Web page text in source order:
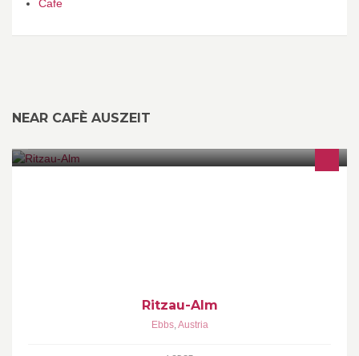
Cafe
NEAR CAFÈ AUSZEIT
Ritzau-Alm
Ebbs,Austria